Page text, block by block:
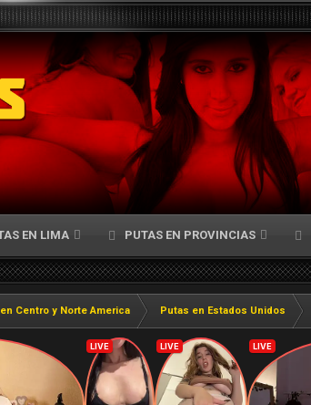
EN LIMA PUTAS EN PROVINCIAS
Centro y Norte America Putas en Estados Unidos